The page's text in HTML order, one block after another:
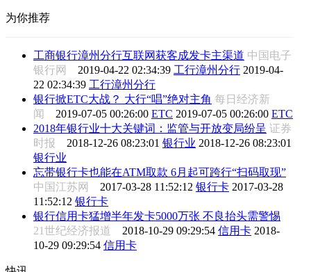
为你推荐
工商银行漳州分行互联网获客成发卡主渠道 中国电子
银行网 2019-04-22 02:34:39 工行漳州分行 2019-04-
22 02:34:39 工行漳州分行
银行掀ETC大战？ 大行“唱”绝对主角 每日经济新
闻 2019-07-05 00:26:00 ETC 2019-07-05 00:26:00 ETC
2018年银行业十大关键词：监管与开放变局纷呈 证券
时报 2018-12-26 08:23:01 银行业 2018-12-26 08:23:01
银行业
忘带银行卡也能在ATM取款 6月起可跨行“扫码取现”
中国江苏网 2017-03-28 11:52:12 银行卡 2017-03-28
11:52:12 银行卡
银行信用卡猛增半年发卡5000万张 不良抬头需警惕
21世纪经济报道 2018-10-29 09:29:54 信用卡 2018-
10-29 09:29:54 信用卡